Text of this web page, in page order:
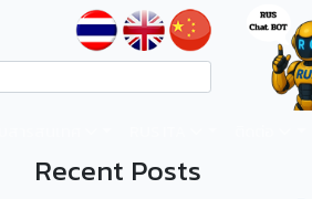
Recent Posts